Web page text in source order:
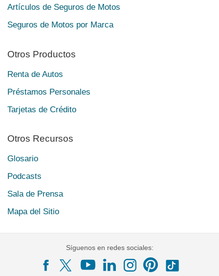
Artículos de Seguros de Motos
Seguros de Motos por Marca
Otros Productos
Renta de Autos
Préstamos Personales
Tarjetas de Crédito
Otros Recursos
Glosario
Podcasts
Sala de Prensa
Mapa del Sitio
Síguenos en redes sociales: